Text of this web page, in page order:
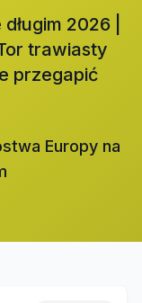
2026 |
trawiasty
przegapić
Europy na